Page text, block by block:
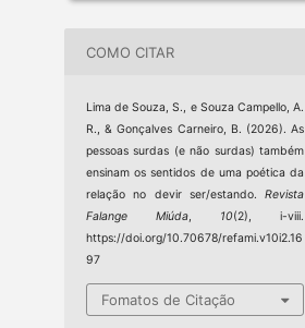
COMO CITAR
Lima de Souza, S., e Souza Campello, A.
R., & Gonçalves Carneiro, B. (2026). As
pessoas surdas (e não surdas) também
ensinam os sentidos de uma poética da
relação no devir ser/estando. Revista
Falange Miúda, 10(2), i-viii.
https://doi.org/10.70678/refami.v10i2.16
97
Fomatos de Citação